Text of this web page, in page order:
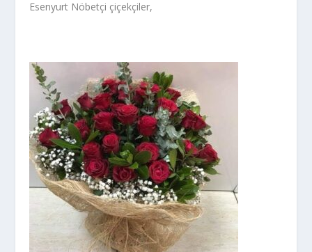
Esenyurt Nöbetçi çiçekçiler,